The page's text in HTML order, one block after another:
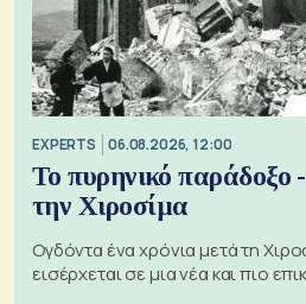
EXPERTS 06.08.2026, 12:00
Το πυρηνικό παράδοξο
την Χιροσίμα
Ογδόντα ένα χρόνια μετά τη
εισέρχεται σε μια νέα και πιο